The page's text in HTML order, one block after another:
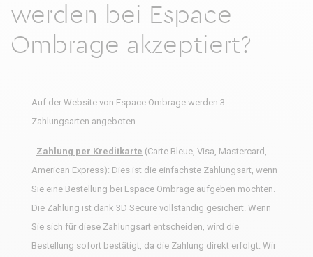
werden bei Espace
Ombrage akzeptiert?
Auf der Website von Espace Ombrage werden 3
Zahlungsarten angeboten
- Zahlung per Kreditkarte (Carte Bleue, Visa, Mastercard,
American Express): Dies ist die einfachste Zahlungsart, wenn
Sie eine Bestellung bei Espace Ombrage aufgeben möchten.
Die Zahlung ist dank 3D Secure vollständig gesichert. Wenn
Sie sich für diese Zahlungsart entscheiden, wird die
Bestellung sofort bestätigt, da die Zahlung direkt erfolgt. Wir